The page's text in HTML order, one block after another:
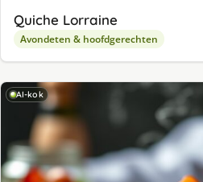
Quiche Lorraine
Avondeten & hoofdgerechten
AI-kok